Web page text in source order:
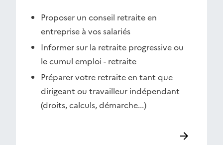
Proposer un conseil retraite en
entreprise à vos salariés
Informer sur la retraite progressive ou
le cumul emploi - retraite
Préparer votre retraite en tant que
dirigeant ou travailleur indépendant
(droits, calculs, démarche...)